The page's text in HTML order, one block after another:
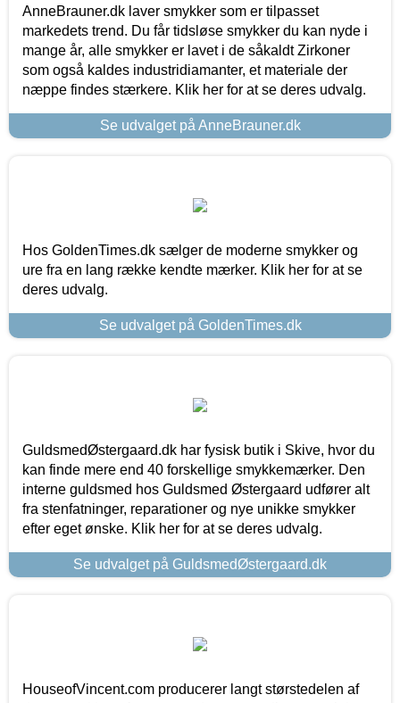
AnneBrauner.dk laver smykker som er tilpasset
markedets trend. Du får tidsløse smykker du kan nyde i
mange år, alle smykker er lavet i de såkaldt Zirkoner
som også kaldes industridiamanter, et materiale der
næppe findes stærkere. Klik her for at se deres udvalg.
Se udvalget på AnneBrauner.dk
Hos GoldenTimes.dk sælger de moderne smykker og
ure fra en lang række kendte mærker. Klik her for at se
deres udvalg.
Se udvalget på GoldenTimes.dk
GuldsmedØstergaard.dk har fysisk butik i Skive, hvor du
kan finde mere end 40 forskellige smykkemærker. Den
interne guldsmed hos Guldsmed Østergaard udfører alt
fra stenfatninger, reparationer og nye unikke smykker
efter eget ønske. Klik her for at se deres udvalg.
Se udvalget på GuldsmedØstergaard.dk
HouseofVincent.com producerer langt størstedelen af